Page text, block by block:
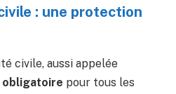
: une protection
civile, aussi appelée
obligatoire pour tous les